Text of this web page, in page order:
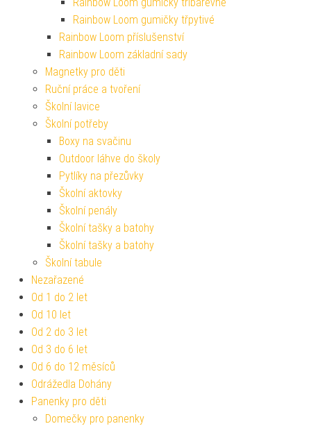
Rainbow Loom gumičky třpytivé
Rainbow Loom příslušenství
Rainbow Loom základní sady
Magnetky pro děti
Ruční práce a tvoření
Školní lavice
Školní potřeby
Boxy na svačinu
Outdoor láhve do školy
Pytlíky na přezůvky
Školní aktovky
Školní penály
Školní tašky a batohy
Školní tašky a batohy
Školní tabule
Nezařazené
Od 1 do 2 let
Od 10 let
Od 2 do 3 let
Od 3 do 6 let
Od 6 do 12 měsíců
Odrážedla Dohány
Panenky pro děti
Domečky pro panenky